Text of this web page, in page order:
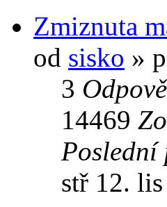
Zmiznuta
od sisko »
3
14469
Poslední
stř 12.